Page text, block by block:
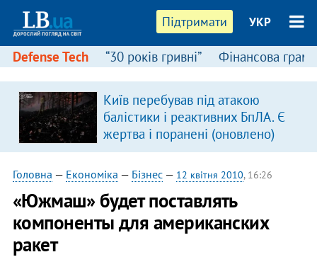
Підтримати УКР
Defense Tech “30 років гривні” Фінансова
Київ перебував під атакою
балістики і реактивних БпЛА. Є
жертва і поранені (оновлено)
Головна — Економіка — Бізнес— 12 квітня 2010, 16:26
«Южмаш» будет поставлять
компоненты для американских
ракет